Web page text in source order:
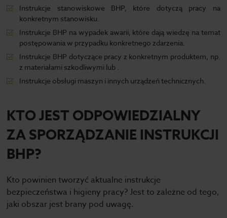
Instrukcje stanowiskowe BHP, które dotyczą pracy na
konkretnym stanowisku.
Instrukcje BHP na wypadek awarii, które dają wiedzę na temat
postępowania w przypadku konkretnego zdarzenia.
Instrukcje BHP dotyczące pracy z konkretnym produktem, np.
z materiałami szkodliwymi lub .
Instrukcje obsługi maszyn i innych urządzeń technicznych.
KTO JEST ODPOWIEDZIALNY
ZA SPORZĄDZANIE INSTRUKCJI
BHP?
Kto powinien tworzyć aktualne instrukcje
bezpieczeństwa i higieny pracy? Jest to zależne od tego,
jaki obszar jest brany pod uwagę.